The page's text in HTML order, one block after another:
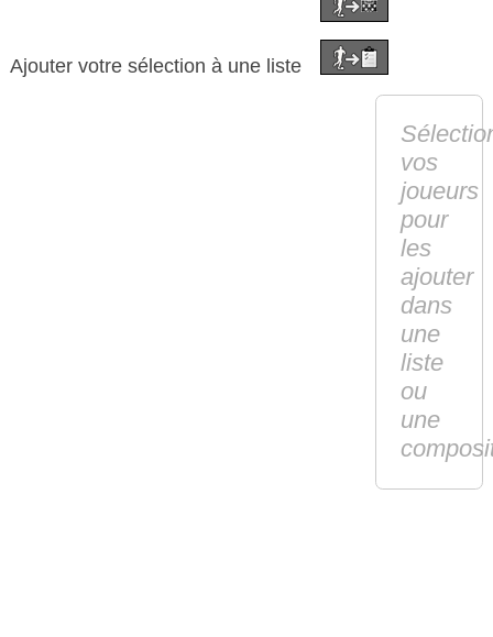
Ajouter votre sélection à une liste
vos
joueurs
pour
les
ajouter
dans
une
liste
ou
une